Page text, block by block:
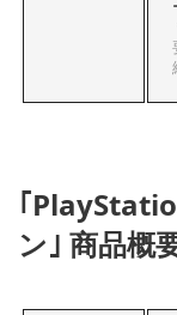
｢
ン｣ 商品概